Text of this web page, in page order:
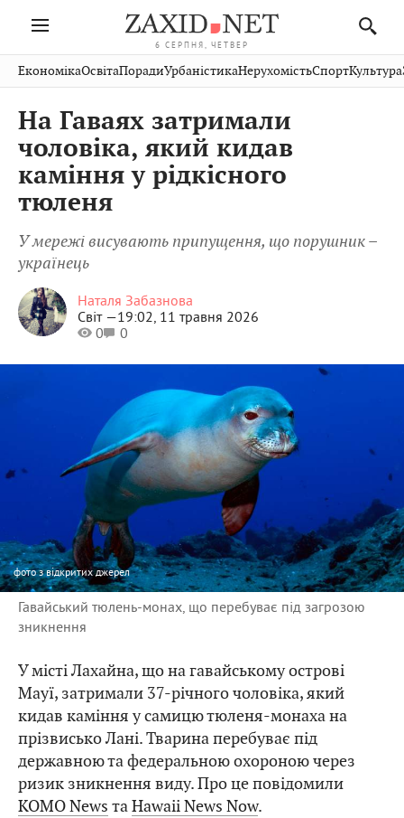
6 СЕРПНЯ, ЧЕТВЕР
Івано-
Франківськ
Тернопіль
Волинь
Закарпаття
Рівне
Чернівці
Шептицький
Стрий
Хмельницький
Вінниця
Публікації
Авто СловкоКультура
Кіно Дім Спорт
ФотоОсвітаНерухомість
ЕкономікаОсвітаПорадиУрбаністикаНерухомістьСпортКультура
На Гаваях затримали
чоловіка, який кидав
каміння у рідкісного
тюленя
У мережі висувають припущення, що порушник –
українець
Наталя Забазнова
Світ —19:02, 11 травня 2026
0
0
фотоз відкритих джерел
Гавайський тюлень-монах, що перебуває під загрозою
зникнення
У місті Лахайна, що на гавайському острові
Мауї, затримали 37-річного чоловіка, який
кидав каміння у самицю тюленя-монаха на
прізвисько Лані. Тварина перебуває під
державною та федеральною охороною через
ризик зникнення виду. Про це повідомили
KOMO News таHawaii News Now.